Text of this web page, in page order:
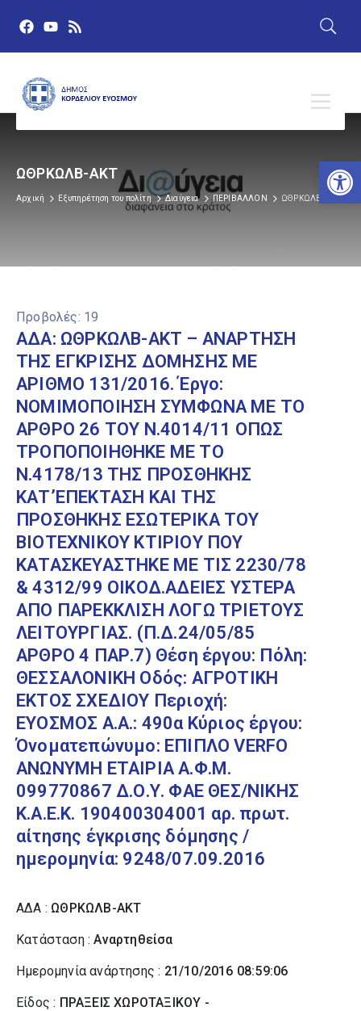
ΩΘΡΚΩΛΒ-ΑΚΤ
Αρχική Εξυπηρέτηση του πολίτη Διαύγεια ΠΕΡΙΒΑΛΛΟΝ ΩΘΡΚΩΛΒ-ΑΚΤ
Προβολές: 19
ΑΔΑ: ΩΘΡΚΩΛΒ-ΑΚΤ – ΑΝΑΡΤΗΣΗ
ΤΗΣ ΕΓΚΡΙΣΗΣ ΔΟΜΗΣΗΣ ΜΕ
ΑΡΙΘΜΟ 131/2016. Έργο:
ΝΟΜΙΜΟΠΟΙΗΣΗ ΣΥΜΦΩΝΑ ΜΕ ΤΟ
ΑΡΘΡΟ 26 ΤΟΥ Ν.4014/11 ΟΠΩΣ
ΤΡΟΠΟΠΟΙΗΘΗΚΕ ΜΕ ΤΟ
Ν.4178/13 ΤΗΣ ΠΡΟΣΘΗΚΗΣ
ΚΑΤ’ΕΠΕΚΤΑΣΗ ΚΑΙ ΤΗΣ
ΠΡΟΣΘΗΚΗΣ ΕΣΩΤΕΡΙΚΑ ΤΟΥ
ΒΙΟΤΕΧΝΙΚΟΥ ΚΤΙΡΙΟΥ ΠΟΥ
ΚΑΤΑΣΚΕΥΑΣΤΗΚΕ ΜΕ ΤΙΣ 2230/78
& 4312/99 ΟΙΚΟΔ.ΑΔΕΙΕΣ ΥΣΤΕΡΑ
ΑΠΟ ΠΑΡΕΚΚΛΙΣΗ ΛΟΓΩ ΤΡΙΕΤΟΥΣ
ΛΕΙΤΟΥΡΓΙΑΣ. (Π.Δ.24/05/85
ΑΡΘΡΟ 4 ΠΑΡ.7) Θέση έργου: Πόλη:
ΘΕΣΣΑΛΟΝΙΚΗ Οδός: ΑΓΡΟΤΙΚΗ
ΕΚΤΟΣ ΣΧΕΔΙΟΥ Περιοχή:
ΕΥΟΣΜΟΣ Α.Α.: 490α Κύριος έργου:
Όνοματεπώνυμο: ΕΠΙΠΛΟ VERFO
ΑΝΩΝΥΜΗ ΕΤΑΙΡΙΑ Α.Φ.Μ.
099770867 Δ.Ο.Υ. ΦΑΕ ΘΕΣ/ΝΙΚΗΣ
Κ.Α.Ε.Κ. 190400304001 αρ. πρωτ.
αίτησης έγκρισης δόμησης /
ημερομηνία: 9248/07.09.2016
ΑΔΑ : ΩΘΡΚΩΛΒ-ΑΚΤ
Κατάσταση :Αναρτηθείσα
Ημερομηνία ανάρτησης : 21/10/2016 08:59:06
Είδος : ΠΡΑΞΕΙΣ ΧΩΡΟΤΑΞΙΚΟΥ -